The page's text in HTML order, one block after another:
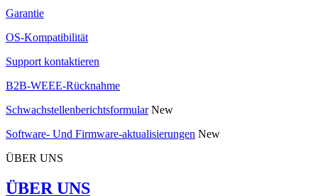
Garantie
OS-Kompatibilität
Support kontaktieren
B2B-WEEE-Rücknahme
Schwachstellenberichtsformular New
Software- Und Firmware-aktualisierungen New
ÜBER UNS
ÜBER UNS